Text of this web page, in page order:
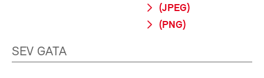
(JPEG)
(PNG)
SEV GATA